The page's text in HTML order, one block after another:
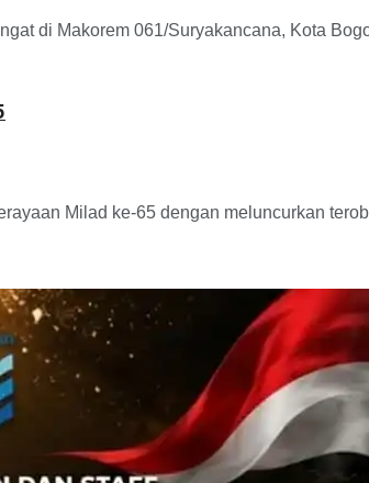
di Makorem 061/Suryakancana, Kota
Milad ke-65 dengan meluncurkan